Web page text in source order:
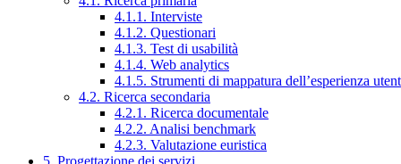
4.1.1. Interviste
4.1.2. Questionari
4.1.3. Test di usabilità
4.1.4. Web analytics
4.1.5. Strumenti di mappatura dell’esperienza
4.2. Ricerca secondaria
4.2.1. Ricerca documentale
4.2.2. Analisi benchmark
4.2.3. Valutazione euristica
5. Progettazione dei servizi